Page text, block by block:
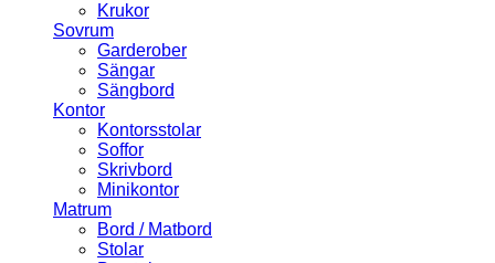
Krukor
Sovrum
Garderober
Sängar
Sängbord
Kontor
Kontorsstolar
Soffor
Skrivbord
Minikontor
Matrum
Bord / Matbord
Stolar